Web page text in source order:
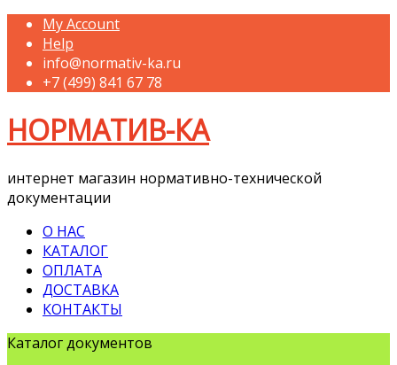
My Account
Help
info@normativ-ka.ru
+7 (499) 841 67 78
НОРМАТИВ-КА
интернет магазин нормативно-технической
документации
О НАС
КАТАЛОГ
ОПЛАТА
ДОСТАВКА
КОНТАКТЫ
Каталог документов